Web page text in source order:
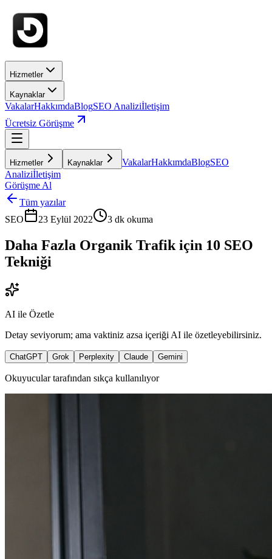
Hizmetler
Kaynaklar
VakalarHakkımdaBlogSEO Analiziİletişim
Ücretsiz Görüşme
Hizmetler Kaynaklar VakalarHakkımdaBlogSEO
Analiziİletişim
Görüşme Al
Tüm yazılar
SEO
23 Eylül 2022 3 dk okuma
Daha Fazla Organik Trafik için 10 SEO
Tekniği
AI ile Özetle
Detay seviyorum; ama vaktiniz azsa içeriği AI ile özetleyebilirsiniz.
ChatGPT Grok Perplexity Claude Gemini
Okuyucular tarafından sıkça kullanılıyor